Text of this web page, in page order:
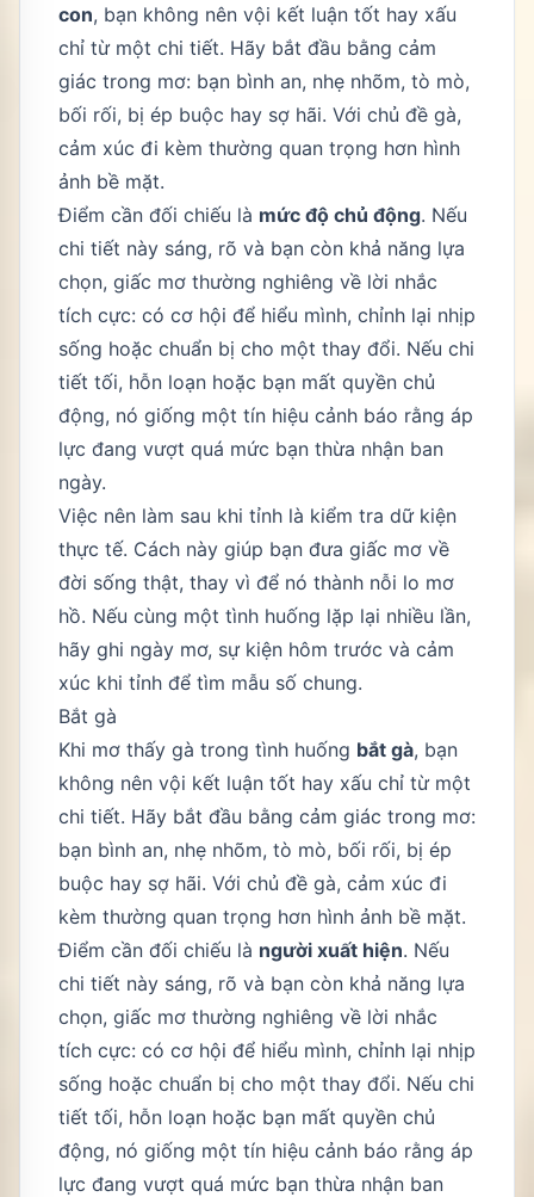
con, bạn không nên vội kết luận tốt hay xấu
chỉ từ một chi tiết. Hãy bắt đầu bằng cảm
giác trong mơ: bạn bình an, nhẹ nhõm, tò mò,
bối rối, bị ép buộc hay sợ hãi. Với chủ đề gà,
cảm xúc đi kèm thường quan trọng hơn hình
ảnh bề mặt.
Điểm cần đối chiếu là mức độ chủ động. Nếu
chi tiết này sáng, rõ và bạn còn khả năng lựa
chọn, giấc mơ thường nghiêng về lời nhắc
tích cực: có cơ hội để hiểu mình, chỉnh lại nhịp
sống hoặc chuẩn bị cho một thay đổi. Nếu chi
tiết tối, hỗn loạn hoặc bạn mất quyền chủ
động, nó giống một tín hiệu cảnh báo rằng áp
lực đang vượt quá mức bạn thừa nhận ban
ngày.
Việc nên làm sau khi tỉnh là kiểm tra dữ kiện
thực tế. Cách này giúp bạn đưa giấc mơ về
đời sống thật, thay vì để nó thành nỗi lo mơ
hồ. Nếu cùng một tình huống lặp lại nhiều lần,
hãy ghi ngày mơ, sự kiện hôm trước và cảm
xúc khi tỉnh để tìm mẫu số chung.
Bắt gà
Khi mơ thấy gà trong tình huống bắt gà, bạn
không nên vội kết luận tốt hay xấu chỉ từ một
chi tiết. Hãy bắt đầu bằng cảm giác trong mơ:
bạn bình an, nhẹ nhõm, tò mò, bối rối, bị ép
buộc hay sợ hãi. Với chủ đề gà, cảm xúc đi
kèm thường quan trọng hơn hình ảnh bề mặt.
Điểm cần đối chiếu là người xuất hiện. Nếu
chi tiết này sáng, rõ và bạn còn khả năng lựa
chọn, giấc mơ thường nghiêng về lời nhắc
tích cực: có cơ hội để hiểu mình, chỉnh lại nhịp
sống hoặc chuẩn bị cho một thay đổi. Nếu chi
tiết tối, hỗn loạn hoặc bạn mất quyền chủ
động, nó giống một tín hiệu cảnh báo rằng áp
lực đang vượt quá mức bạn thừa nhận ban